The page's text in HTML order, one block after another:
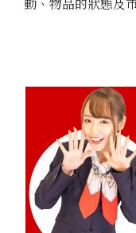
動、物品的狀態及